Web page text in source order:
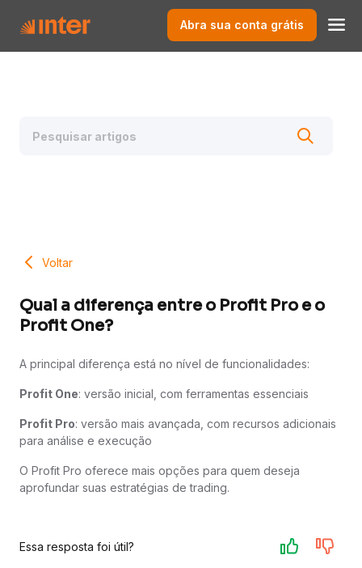
Abra sua conta grátis
Voltar
Qual a diferença entre o Profit Pro e o
Profit One?
A principal diferença está no nível de funcionalidades:
Profit One: versão inicial, com ferramentas essenciais
Profit Pro: versão mais avançada, com recursos adicionais
para análise e execução
O Profit Pro oferece mais opções para quem deseja
aprofundar suas estratégias de trading.
Essa resposta foi útil?